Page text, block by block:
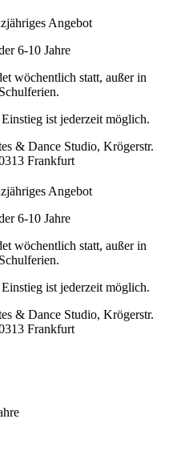
Angebot
6-10 Jahre
wöchentlich statt, außer in
ist jederzeit möglich.
& Dance Studio, Krögerstr.
Frankfurt
Angebot
6-10 Jahre
wöchentlich statt, außer in
ist jederzeit möglich.
& Dance Studio, Krögerstr.
Frankfurt